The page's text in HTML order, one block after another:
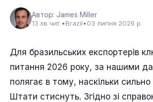
Автор: James Miller
13 хв чит. •Brazil•03 липня 2026 р.
Для бразильських експортерів
питання 2026 року, за нашими
полягає в тому, наскільки сильно
Штати стиснуть. Згідно зі